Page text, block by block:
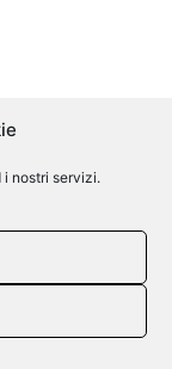
i nostri servizi.